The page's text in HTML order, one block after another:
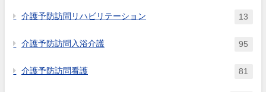
型介護予防サービスに要する費
定に伴う介護給付費算定に係る
留意点について」（平成12年３
介護予防訪問リハビリテーション 13
介護予防訪問入浴介護 95
介護予防訪問看護 81